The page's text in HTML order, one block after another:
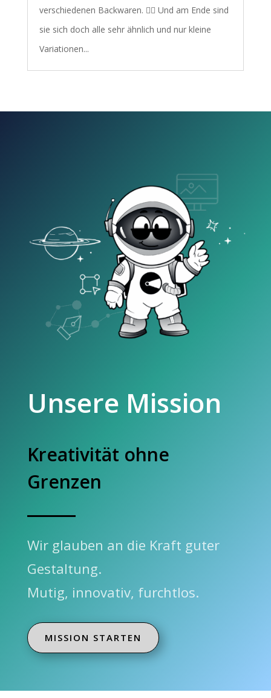
verschiedenen Backwaren. 🤷‍♂️ Und am Ende sind
sie sich doch alle sehr ähnlich und nur kleine
Variationen...
Unsere Mission
Kreativität ohne
Grenzen
Wir glauben an die Kraft guter
Gestaltung.
Mutig, innovativ, furchtlos.
MISSION STARTEN